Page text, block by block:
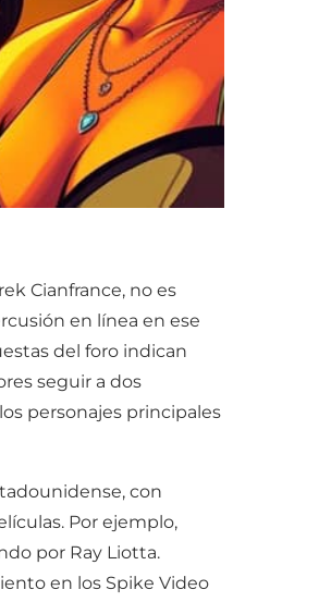
Cianfrance, no es
en línea en ese
del foro indican
seguir a dos
personajes principales
con
Por ejemplo,
por Ray Liotta.
en los Spike Video